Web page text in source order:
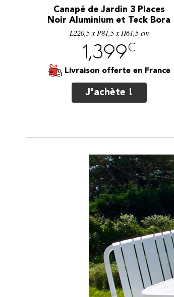
Canapé de Jardin 3 Places
Noir Aluminium et Teck Bora
L220,5 x P81,5 x H61,5 cm
1,399€
Livraison offerte
J'achète !